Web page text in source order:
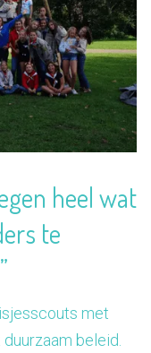
heel wat
te
met
beleid.